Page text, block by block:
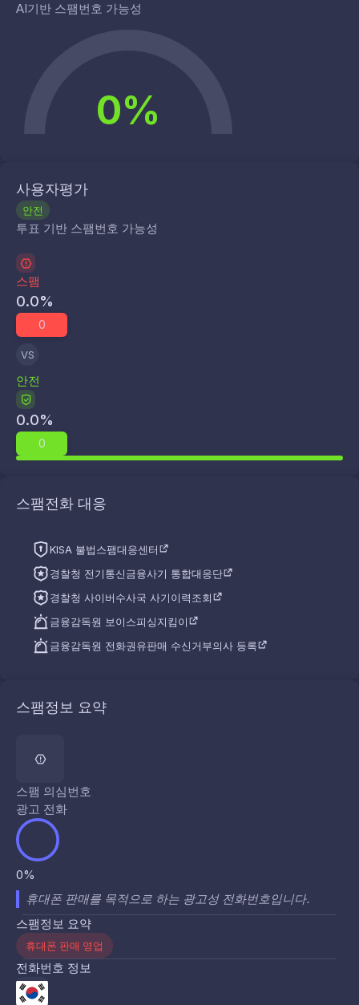
AI기반 스팸번호 가능성
0%
사용자평가
안전
투표 기반 스팸번호 가능성
스팸
0.0%
0
VS
안전
0.0%
0
스팸전화 대응
KISA 불법스팸대응센터
경찰청 전기통신금융사기 통합대응단
경찰청 사이버수사국 사기이력조회
금융감독원 보이스피싱지킴이
금융감독원 전화권유판매 수신거부의사 등록
스팸정보 요약
스팸 의심번호
광고 전화
0%
휴대폰 판매를 목적으로 하는 광고성 전화번호입니다.
스팸정보 요약
휴대폰 판매 영업
전화번호 정보